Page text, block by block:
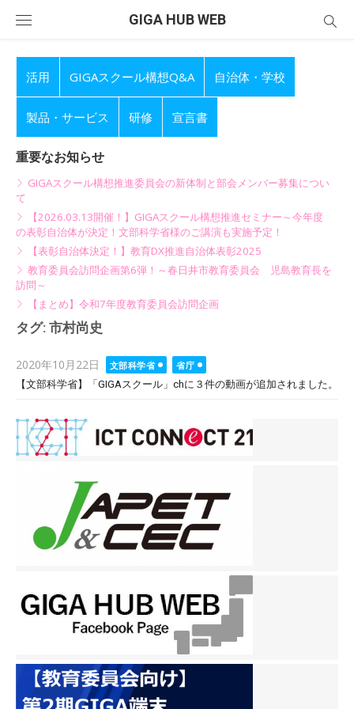
GIGA HUB WEB
活用 GIGAスクール構想Q&A 自治体・学校
製品・サービス 研修 宣言書
重要なお知らせ
GIGAスクール構想推進委員会の新体制と部会メンバー募集につい
て
【2026.03.13開催！】GIGAスクール構想推進セミナー～今年度
の表彰自治体が決定！文部科学省様のご講演も実施予定！
【表彰自治体決定！】教育DX推進自治体表彰2025
教育委員会訪問企画第6弾！～春日井市教育委員会 児島教育長を
訪問～
【まとめ】令和7年度教育委員会訪問企画
タグ: 市村尚史
Posted
on
2020年10月22日 文部科学省
省庁
【文部科学省】「GIGAスクール」chに３件の動画が追加されました。